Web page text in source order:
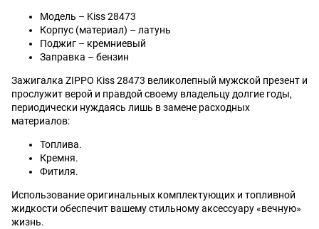
Модель – Kiss 28473
Корпус (материал) – латунь
Поджиг – кремниевый
Заправка – бензин
Зажигалка ZIPPO Kiss 28473 великолепный мужской презент и
прослужит верой и правдой своему владельцу долгие годы,
периодически нуждаясь лишь в замене расходных
материалов:
Топлива.
Кремня.
Фитиля.
Использование оригинальных комплектующих и топливной
жидкости обеспечит вашему стильному аксессуару «вечную»
жизнь.